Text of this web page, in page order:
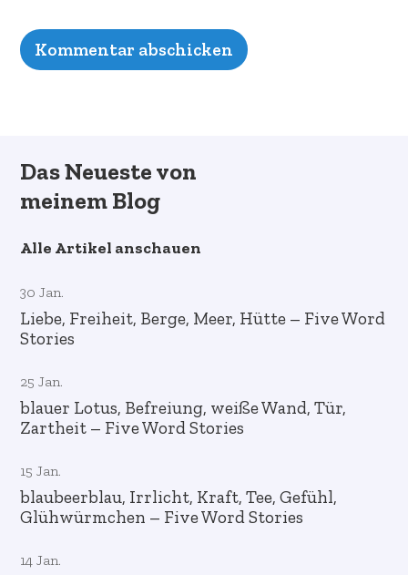
Das Neueste von
meinem Blog
Alle Artikel anschauen
30 Jan.
Liebe, Freiheit, Berge, Meer, Hütte – Five Word
Stories
25 Jan.
blauer Lotus, Befreiung, weiße Wand, Tür,
Zartheit – Five Word Stories
15 Jan.
blaubeerblau, Irrlicht, Kraft, Tee, Gefühl,
Glühwürmchen – Five Word Stories
14 Jan.